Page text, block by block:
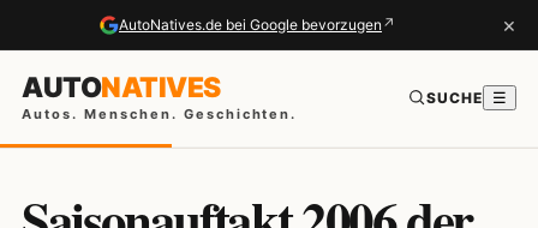
AutoNatives.de bei Google bevorzugen ↗ ×
AUTONATIVES
Autos. Menschen. Geschichten.
SUCHE ☰